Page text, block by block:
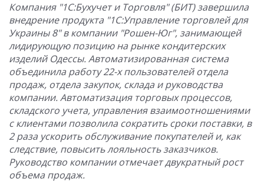
Компания "1С:Бухучет и Торговля" (БИТ) завершила
внедрение продукта "1С:Управление торговлей для
Украины 8" в компании "Рошен-Юг", занимающей
лидирующую позицию на рынке кондитерских
изделий Одессы. Автоматизированная система
объединила работу 22-х пользователей отдела
продаж, отдела закупок, склада и руководства
компании. Автоматизация торговых процессов,
складского учета, управления взаимоотношениями
с клиентами позволила сократить сроки поставки, в
2 раза ускорить обслуживание покупателей и, как
следствие, повысить лояльность заказчиков.
Руководство компании отмечает двукратный рост
объема продаж.